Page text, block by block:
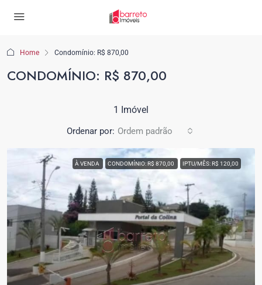
Home Condomínio: R$ 870,00
CONDOMÍNIO: R$ 870,00
1 Imóvel
Ordenar por: Ordem padrão
À VENDA CONDOMÍNIO: R$ 870,00 IPTU/MÊS: R$ 120,00